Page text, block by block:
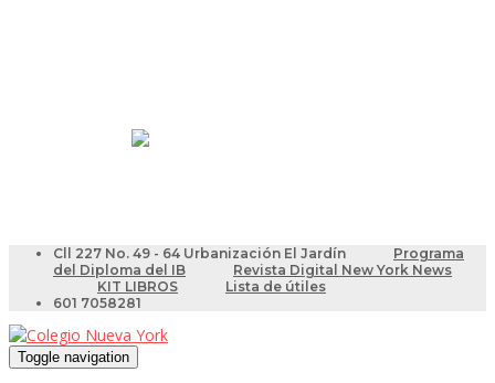
Cll 227 No. 49 - 64 Urbanización El Jardín
Programa
del Diploma del IB
Revista Digital New York News
KIT LIBROS
Lista de útiles
601 7058281
Toggle navigation